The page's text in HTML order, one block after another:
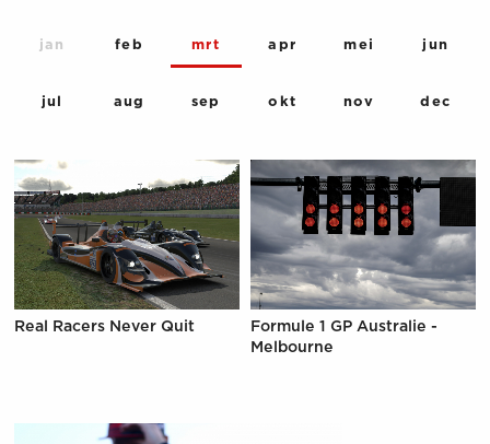
jan feb mrt apr mei jun
jul aug sep okt nov dec
Real Racers Never Quit
Formule 1 GP Australie -
Melbourne